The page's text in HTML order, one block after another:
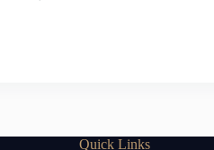
Quick Links